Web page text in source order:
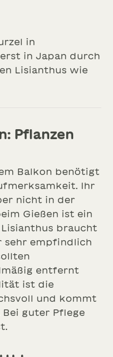
in
in Japan durch
Lisianthus wie
Pflanzen
Balkon benötigt
Ihr
nicht in der
Gießen ist ein
braucht
sehr empfindlich
entfernt
ist die
und kommt
Bei guter Pflege